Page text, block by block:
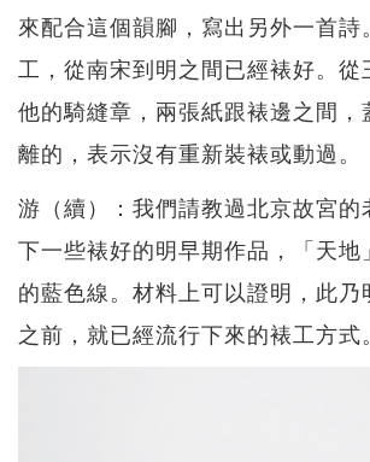
來配合這個韻腳，寫出另外一首詩
工，從南宋到明之間已經裱好。從
他的騎縫章，兩張紙跟裱邊之間，
離的，表示沒有重新裝裱或動過。
游（續）：我們請教過北京故宮的
下一些裱好的明早期作品，「天地
的藍色線。材料上可以證明，此
之前，就已經流行下來的裱工方式。